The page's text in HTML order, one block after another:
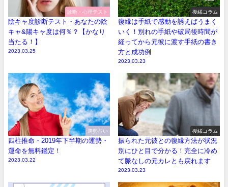
診断・心理テスト
陰キャ度診断テスト・あなたの陰
キャ&陽キャ度は何％？【かなり
当たる！】
2023.03.25
復縁コラム
復縁は手紙で感動を誘えばうまく
いく！別れの手紙や破局後時間が
経ってから元彼に渡す手紙の書き
方と成功例
2023.03.23
運勢占い
四柱推命・2019年下半期の運勢・
運命を無料鑑定！
2023.03.22
復縁コラム
振られた元彼との復縁方法が状況
別にひと目で分かる！完全に冷め
て脈なしの元カレとも戻れます
2023.03.23